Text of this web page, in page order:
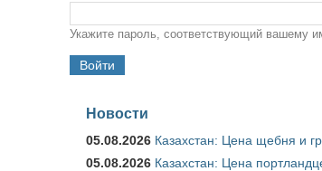
Укажите пароль, соответствующий вашему
Новости
05.08.2026 Казахстан: Цена щебня и
05.08.2026 Казахстан: Цена